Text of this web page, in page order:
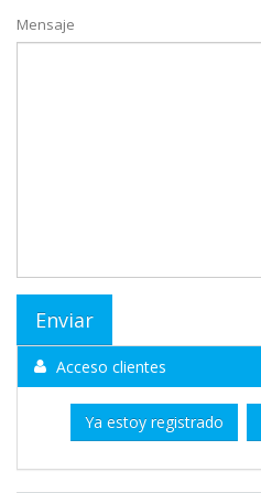
Mensaje
Acceso clientes
Ya estoy registrado